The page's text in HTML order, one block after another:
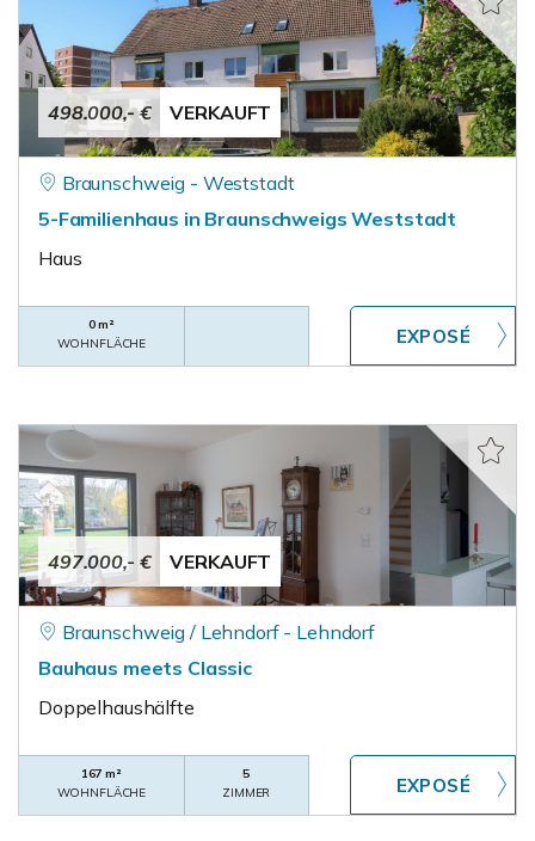
498.000,- € VERKAUFT
Braunschweig - Weststadt
5-Familienhaus in Braunschweigs Weststadt
Haus
0 m²
WOHNFLÄCHE
497.000,- € VERKAUFT
Braunschweig / Lehndorf - Lehndorf
Bauhaus meets Classic
Doppelhaushälfte
167 m²
WOHNFLÄCHE
5
ZIMMER